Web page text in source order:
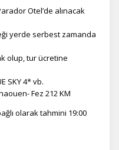
Otel’de alınacak
yerde serbest zamanda
olup, tur ücretine
SKY 4* vb.
Fez 212 KM
olarak tahmini 19:00